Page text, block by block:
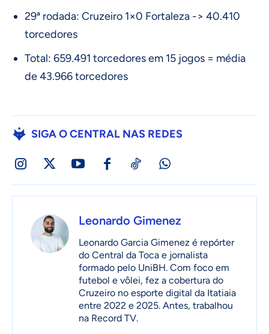
29ª rodada: Cruzeiro 1×0 Fortaleza -> 40.410
torcedores
Total: 659.491 torcedores em 15 jogos = média
de 43.966 torcedores
SIGA O CENTRAL NAS REDES
Leonardo Gimenez
Leonardo Garcia Gimenez é repórter
do Central da Toca e jornalista
formado pelo UniBH. Com foco em
futebol e vôlei, fez a cobertura do
Cruzeiro no esporte digital da Itatiaia
entre 2022 e 2025. Antes, trabalhou
na Record TV.